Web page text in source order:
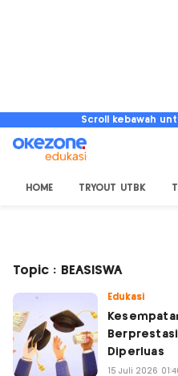
Scroll kebawah
HOME TRYOUT UTBK
Topic : BEASISWA
Edukasi
Diperluas
15 Juli 2026